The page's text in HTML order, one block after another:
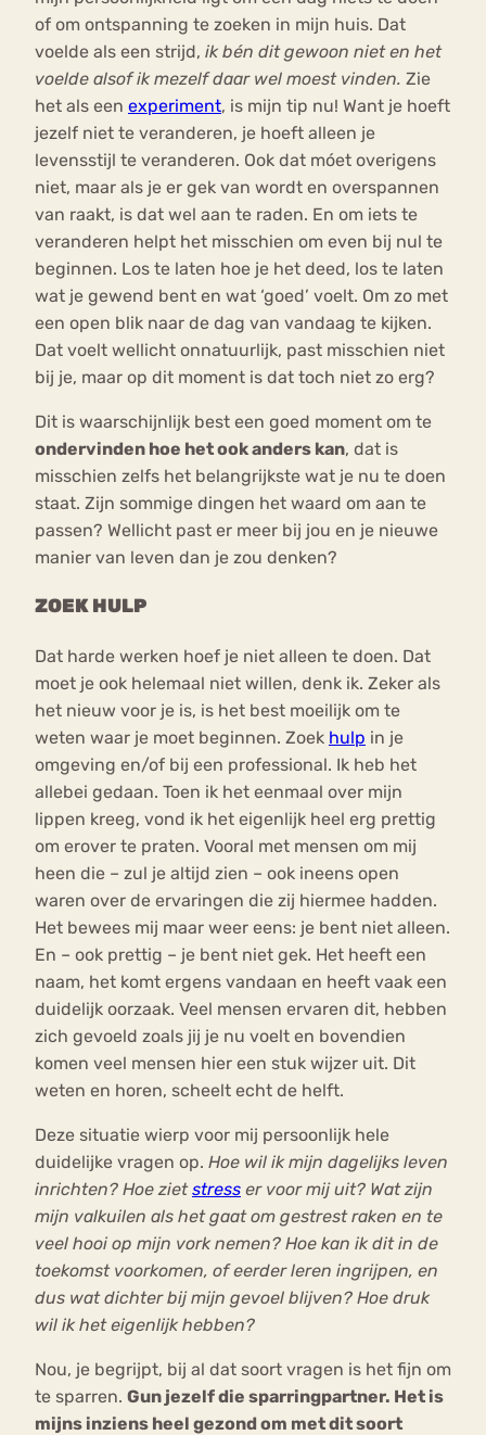
of om ontspanning te zoeken in mijn huis. Dat
voelde als een strijd, ik bén dit gewoon niet en het
voelde alsof ik mezelf daar wel moest vinden. Zie
het als een experiment, is mijn tip nu! Want je hoeft
jezelf niet te veranderen, je hoeft alleen je
levensstijl te veranderen. Ook dat móet overigens
niet, maar als je er gek van wordt en overspannen
van raakt, is dat wel aan te raden. En om iets te
veranderen helpt het misschien om even bij nul te
beginnen. Los te laten hoe je het deed, los te laten
wat je gewend bent en wat ‘goed’ voelt. Om zo met
een open blik naar de dag van vandaag te kijken.
Dat voelt wellicht onnatuurlijk, past misschien niet
bij je, maar op dit moment is dat toch niet zo erg?
Dit is waarschijnlijk best een goed moment om te
ondervinden hoe het ook anders kan, dat is
misschien zelfs het belangrijkste wat je nu te doen
staat. Zijn sommige dingen het waard om aan te
passen? Wellicht past er meer bij jou en je nieuwe
manier van leven dan je zou denken?
ZOEK HULP
Dat harde werken hoef je niet alleen te doen. Dat
moet je ook helemaal niet willen, denk ik. Zeker als
het nieuw voor je is, is het best moeilijk om te
weten waar je moet beginnen. Zoek hulp in je
omgeving en/of bij een professional. Ik heb het
allebei gedaan. Toen ik het eenmaal over mijn
lippen kreeg, vond ik het eigenlijk heel erg prettig
om erover te praten. Vooral met mensen om mij
heen die – zul je altijd zien – ook ineens open
waren over de ervaringen die zij hiermee hadden.
Het bewees mij maar weer eens: je bent niet alleen.
En – ook prettig – je bent niet gek. Het heeft een
naam, het komt ergens vandaan en heeft vaak een
duidelijk oorzaak. Veel mensen ervaren dit, hebben
zich gevoeld zoals jij je nu voelt en bovendien
komen veel mensen hier een stuk wijzer uit. Dit
weten en horen, scheelt echt de helft.
Deze situatie wierp voor mij persoonlijk hele
duidelijke vragen op. Hoe wil ik mijn dagelijks leven
inrichten? Hoe zietstress er voor mij uit? Wat zijn
mijn valkuilen als het gaat om gestrest raken en te
veel hooi op mijn vork nemen? Hoe kan ik dit in de
toekomst voorkomen, of eerder leren ingrijpen, en
dus wat dichter bij mijn gevoel blijven? Hoe druk
wil ik het eigenlijk hebben?
Nou, je begrijpt, bij al dat soort vragen is het fijn om
te sparren. Gun jezelf die sparringpartner. Het is
mijns inziens heel gezond om met dit soort